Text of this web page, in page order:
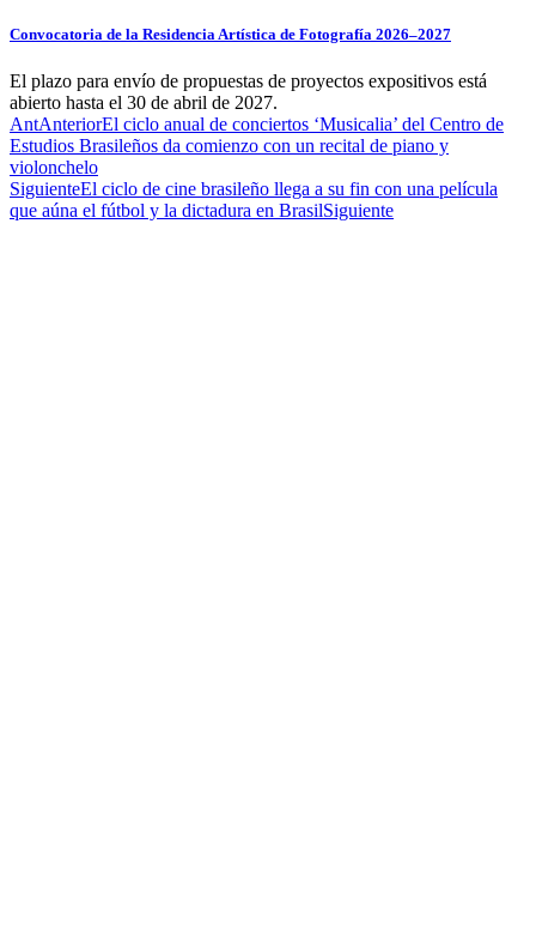
Convocatoria de la Residencia Artística de Fotografía 2026–2027
El plazo para envío de propuestas de proyectos expositivos está
abierto hasta el 30 de abril de 2027.
AntAnteriorEl ciclo anual de conciertos ‘Musicalia’ del Centro de
Estudios Brasileños da comienzo con un recital de piano y
violonchelo
SiguienteEl ciclo de cine brasileño llega a su fin con una película
que aúna el fútbol y la dictadura en BrasilSiguiente